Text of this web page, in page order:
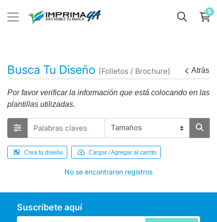
0
Busca Tu Diseño (Folletos / Brochure) Atrás
Por favor verificar la información que está colocando en las
plantillas utilizadas.
Crea tu diseño Cargar / Agregar al carrito
No se encontraron registros
Suscríbete aquí